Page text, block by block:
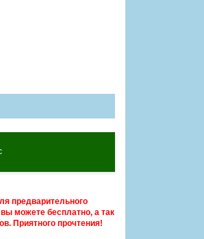
предварительного
можете бесплатно, а так
Приятного прочтения!